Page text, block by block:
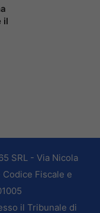
il
SRL - Via Nicola
Codice Fiscale e
il Tribunale di